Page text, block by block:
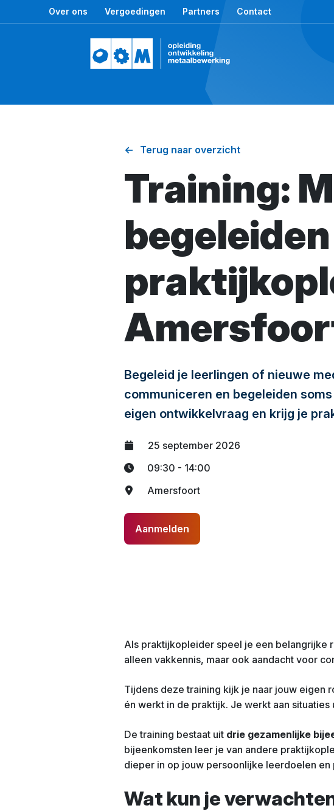
Over ons Vergoedingen Partners Contact
Terug naar overzicht
Training:
Begeleid je leerlingen of nieuwe
communiceren en begeleiden
eigen ontwikkelvraag en krijg je
25 september 2026
09:30 - 14:00
Amersfoort
Aanmelden
Als praktijkopleider speel je een belangrijke
alleen vakkennis, maar ook aandacht voor
Tijdens deze training kijk je naar jouw eigen
én werkt in de praktijk. Je werkt aan
De training bestaat uit drie gezamenlijke
bijeenkomsten leer je van andere
dieper in op jouw persoonlijke leerdoelen en
Wat kun je